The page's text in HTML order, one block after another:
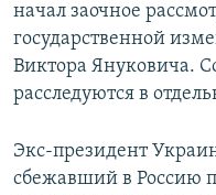
начал заочное
государственной
Виктора Януковича.
расследуются в
Экс-президент
сбежавший в Россию